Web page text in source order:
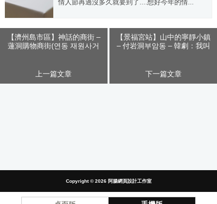
情人節再過沒多久就要到了....想好今年的情...
【濟州島市區】神話的商街 –
蓮洞購物商街(연동 재원사거
上一篇文章
【景福宮站】山中的寧靜小鎮
– 付岩洞부암동 – 韓劇：我叫
下一篇文章
Copyright © 2026 阿腸網頁設計工作室